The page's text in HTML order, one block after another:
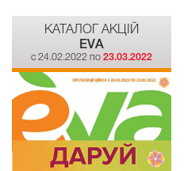
КАТАЛОГ АКЦІЙ
EVA
c 24.02.2022 по 23.03.2022